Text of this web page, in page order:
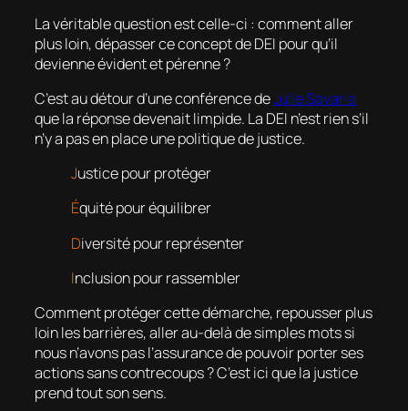
La véritable question est celle-ci : comment aller
plus loin, dépasser ce concept de DEI pour qu’il
devienne évident et pérenne ?
C’est au détour d’une conférence deJulie Savaria
que la réponse devenait limpide. La DEI n’est rien s’il
n’y a pas en place une politique de justice.
Justice pour protéger
Équité pour équilibrer
Diversité pour représenter
Inclusion pour rassembler
Comment protéger cette démarche, repousser plus
loin les barrières, aller au-delà de simples mots si
nous n’avons pas l’assurance de pouvoir porter ses
actions sans contrecoups ? C’est ici que la justice
prend tout son sens.